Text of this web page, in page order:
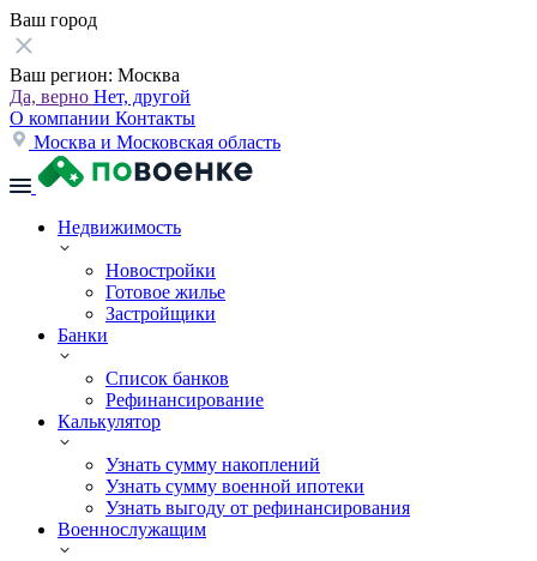
Ваш город
Ваш регион: Москва
Да, верно Нет, другой
О компании Контакты
Москва и Московская область
Недвижимость
Новостройки
Готовое жилье
Застройщики
Банки
Список банков
Рефинансирование
Калькулятор
Узнать сумму накоплений
Узнать сумму военной ипотеки
Узнать выгоду от рефинансирования
Военнослужащим